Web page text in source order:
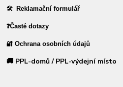
🛠 Reklamační formulář
❓Časté dotazy
🔐 Ochrana osobních údajů
🚚 PPL-domů / PPL-výdejní místo